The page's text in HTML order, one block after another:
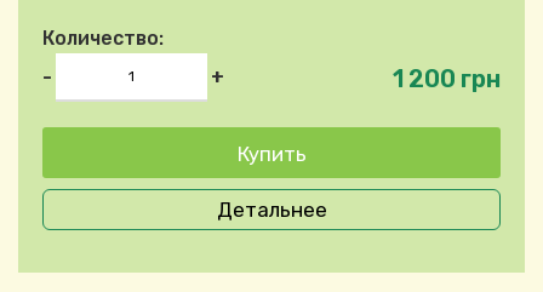
Количество:
-
+ 1 200 грн
Детальнее